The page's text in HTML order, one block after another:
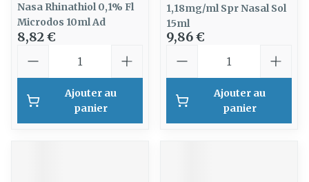
Nasa Rhinathiol 0,1% Fl
Microdos 10ml Ad
8,82 €
Ajouter au
panier
1,18mg/ml Spr Nasal Sol
15ml
9,86 €
Ajouter au
panier